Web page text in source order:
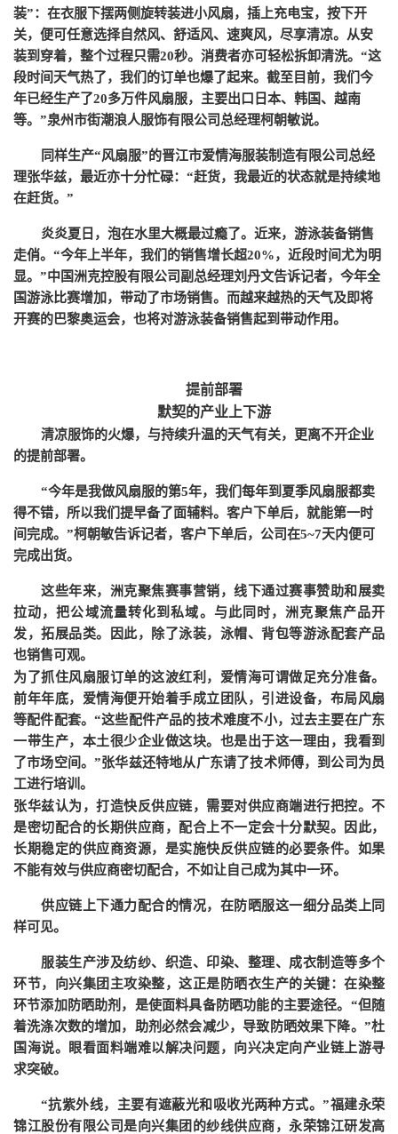
装”：在衣服下摆两侧旋转装进小风扇，插上充电宝，按下开
关，便可任意选择自然风、舒适风、速爽风，尽享清凉。从安
装到穿着，整个过程只需20秒。消费者亦可轻松拆卸清洗。“这
段时间天气热了，我们的订单也爆了起来。截至目前，我们今
年已经生产了20多万件风扇服，主要出口日本、韩国、越南
等。”泉州市街潮浪人服饰有限公司总经理柯朝敏说。
同样生产“风扇服”的晋江市爱情海服装制造有限公司总经
理张华兹，最近亦十分忙碌：“赶货，我最近的状态就是持续地
在赶货。”
炎炎夏日，泡在水里大概最过瘾了。近来，游泳装备销售
走俏。 “今年上半年，我们的销售增长超20%，近段时间尤为明
显。”中国洲克控股有限公司副总经理刘丹文告诉记者，今年全
国游泳比赛增加，带动了市场销售。而越来越热的天气及即将
开赛的巴黎奥运会，也将对游泳装备销售起到带动作用。
提前部署
默契的产业上下游
清凉服饰的火爆，与持续升温的天气有关，更离不开企业
的提前部署。
“今年是我做风扇服的第5年，我们每年到夏季风扇服都卖
得不错，所以我们提早备了面辅料。客户下单后，就能第一时
间完成。”柯朝敏告诉记者，客户下单后，公司在5~7天内便可
完成出货。
这些年来，洲克聚焦赛事营销，线下通过赛事赞助和展卖
拉动，把公域流量转化到私域。与此同时，洲克聚焦产品开
发，拓展品类。因此，除了泳装，泳帽、背包等游泳配套产品
也销售可观。
为了抓住风扇服订单的这波红利，爱情海可谓做足充分准备。
前年年底，爱情海便开始着手成立团队，引进设备，布局风扇
等配件配套。“这些配件产品的技术难度不小，过去主要在广东
一带生产，本土很少企业做这块。也是出于这一理由，我看到
了市场空间。”张华兹还特地从广东请了技术师傅，到公司为员
工进行培训。
张华兹认为，打造快反供应链，需要对供应商端进行把控。不
是密切配合的长期供应商，配合上不一定会十分默契。因此，
长期稳定的供应商资源，是实施快反供应链的必要条件。如果
不能有效与供应商密切配合，不如让自己成为其中一环。
供应链上下通力配合的情况，在防晒服这一细分品类上同
样可见。
服装生产涉及纺纱、织造、印染、整理、成衣制造等多个
环节，向兴集团主攻染整，这正是防晒衣生产的关键：在染整
环节添加防晒助剂，是使面料具备防晒功能的主要途径。 “但随
着洗涤次数的增加，助剂必然会减少，导致防晒效果下降。”杜
国海说。眼看面料端难以解决问题，向兴决定向产业链上游寻
求突破。
“抗紫外线，主要有遮蔽光和吸收光两种方式。”福建永荣
锦江股份有限公司是向兴集团的纱线供应商，永荣锦江研发高